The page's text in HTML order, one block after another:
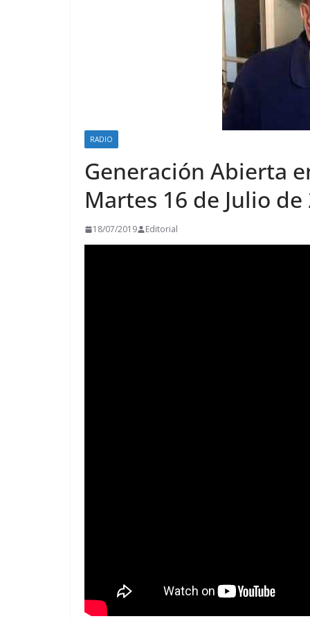
RADIO
Generación Abierta
Martes 16 de Julio de
18/07/2019 Editorial